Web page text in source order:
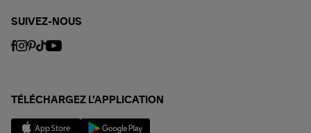
SUIVEZ-NOUS
TÉLÉCHARGEZ L'APPLICATION